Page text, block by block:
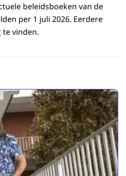
beleidsboeken van de
per 1 juli 2026. Eerdere
te vinden.